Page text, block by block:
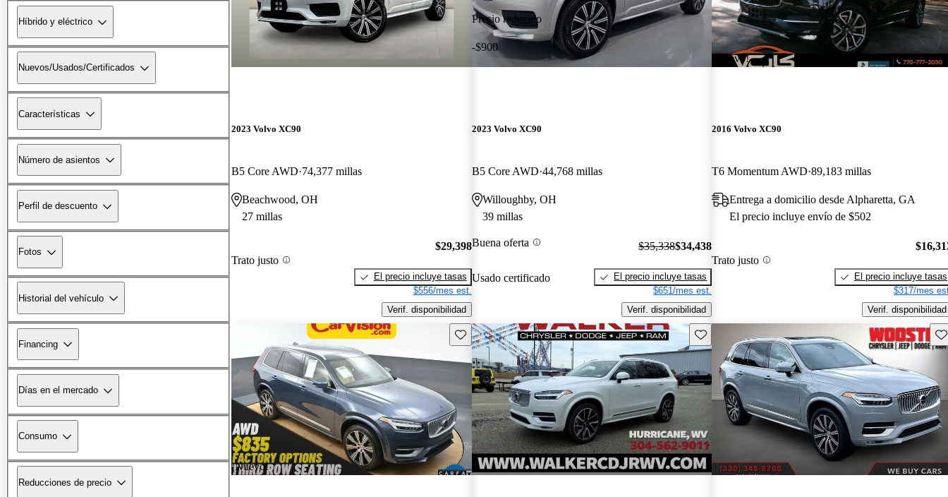
Híbrido y eléctrico
Nuevos/Usados/Certificados
Características
Número de asientos
Perfil de descuento
Fotos
Historial del vehículo
Financing
Días en el mercado
Consumo
Reducciones de precio
2023 Volvo XC90
B5 Core AWD 74,377 millas
Beachwood, OH
27 millas
Trato justo
$29,398
El precio incluye tasas
$556/mes est.
Verif. disponibilidad
Precio reducido
-$900
2023 Volvo XC90
B5 Core AWD 44,768 millas
Willoughby, OH
39 millas
Buena oferta
Usado certificado
$35,338$34,438
El precio incluye tasas
$651/mes est.
Verif. disponibilidad
¡Nuevo!
2016 Volvo XC90
T6 Momentum AWD 89,183 millas
Entrega a domicilio desde Alpharetta, GA
El precio incluye envío de $502
Trato justo
El precio incluye tasas
$317/mes
Verif. disponibilidad
¡Nuevo!
Guarda este Aviso Guarda este Aviso